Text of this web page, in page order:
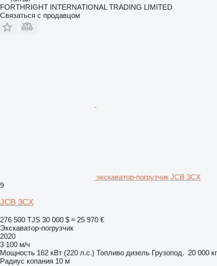
FORTHRIGHT INTERNATIONAL TRADING LIMITED
Связаться с продавцом
экскаватор-погрузчик JCB 3CX
9
JCB 3CX
276 500 TJS 30 000 $ ≈ 25 970 €
Экскаватор-погрузчик
2020
3 100 м/ч
Мощность 162 кВт (220 л.с.) Топливо дизель Грузопод. 20 000 кг
Радиус копания 10 м